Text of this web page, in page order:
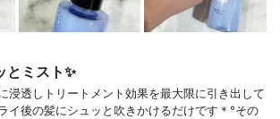
とミスト✨
浸透しトリートメント効果を最大限に引き出して
イ後の髪にシュッと吹きかけるだけです＊°その